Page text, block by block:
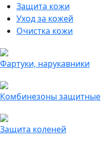
Защита кожи
Уход за кожей
Очистка кожи
Фартуки, нарукавники
Комбинезоны защитные
Защита коленей